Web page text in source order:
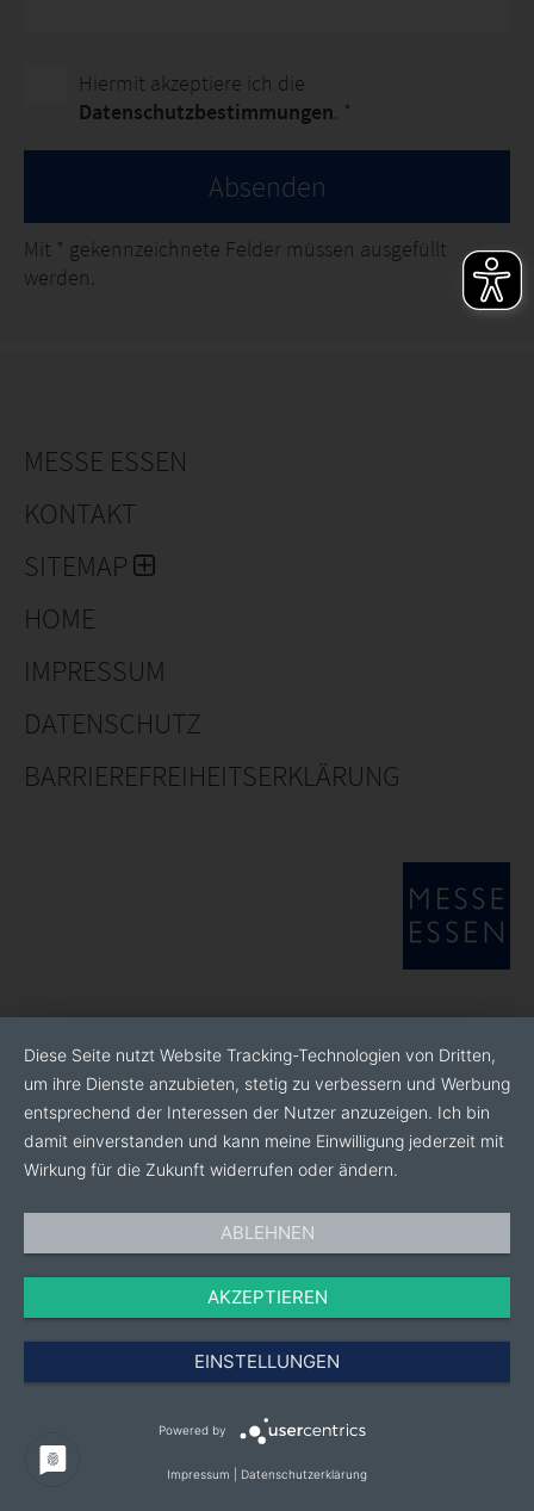
Hiermit akzeptiere ich die
Datenschutzbestimmungen . *
Absenden
Mit * gekennzeichnete Felder müssen ausgefüllt
werden.
MESSE ESSEN
KONTAKT
SITEMAP
HOME
IMPRESSUM
DATENSCHUTZ
BARRIEREFREIHEITSERKLÄRUNG
Diese Seite nutzt Website Tracking-Technologien von Dritten,
um ihre Dienste anzubieten, stetig zu verbessern und Werbung
entsprechend der Interessen der Nutzer anzuzeigen. Ich bin
damit einverstanden und kann meine Einwilligung jederzeit mit
Wirkung für die Zukunft widerrufen oder ändern.
ABLEHNEN
AKZEPTIEREN
EINSTELLUNGEN
Powered by
Impressum Datenschutzerklärung